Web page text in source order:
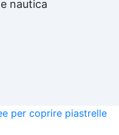
nautica
per coprire piastrelle